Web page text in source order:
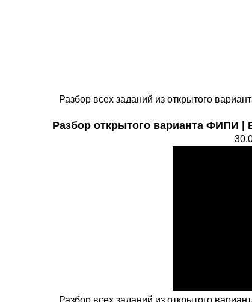
Разбор всех заданий из открытого вариа
Разбор открытого варианта ФИПИ
Разбор всех заданий из открытого вариа